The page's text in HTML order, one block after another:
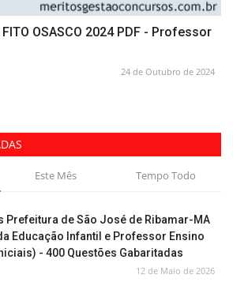
OSASCO 2024 PDF - Professor
24 de Outubro de 2024
Este Mês Tempo Todo
Prefeitura de São José de Ribamar-MA
Educação Infantil e Professor Ensino
- 400 Questões Gabaritadas
12 de Maio de 2026